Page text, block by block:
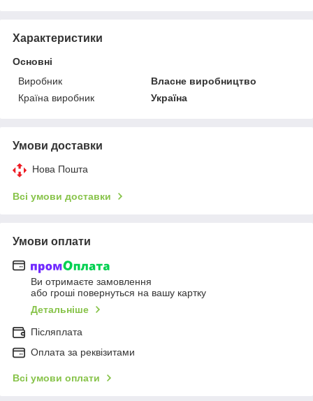
Характеристики
Основні
Виробник
Власне виробництво
Країна виробник
Україна
Умови доставки
Нова Пошта
Всі умови доставки
Умови оплати
Ви отримаєте замовлення
або гроші повернуться на вашу картку
Детальніше
Післяплата
Оплата за реквізитами
Всі умови оплати